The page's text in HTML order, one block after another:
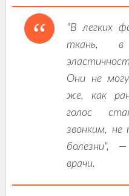
"В легких
ткань, в
Они не
же, как
голос
звонким, не
болезни",
врачи.